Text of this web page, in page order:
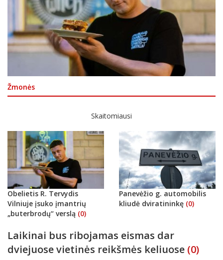
Žmonės
Skaitomiausi
Obelietis R. Tervydis
Vilniuje įsuko įmantrių
„buterbrodų“ verslą (0)
Panevėžio g. automobilis
kliudė dviratininkę (0)
Laikinai bus ribojamas eismas dar
dviejuose vietinės reikšmės keliuose (0)